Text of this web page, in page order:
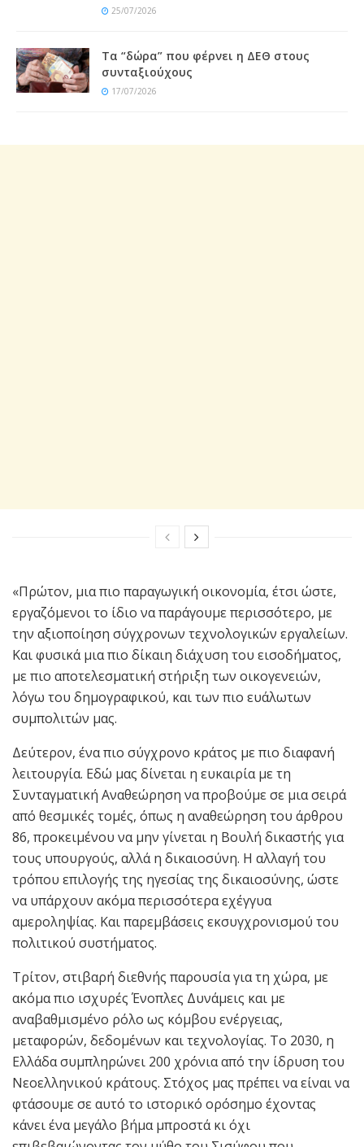
25/07/2026
Τα “δώρα” που φέρνει η ΔΕΘ στους
συνταξιούχους
17/07/2026
«Πρώτον, μια πιο παραγωγική οικονομία, έτσι ώστε,
εργαζόμενοι το ίδιο να παράγουμε περισσότερο, με
την αξιοποίηση σύγχρονων τεχνολογικών εργαλείων.
Και φυσικά μια πιο δίκαιη διάχυση του εισοδήματος,
με πιο αποτελεσματική στήριξη των οικογενειών,
λόγω του δημογραφικού, και των πιο ευάλωτων
συμπολιτών μας.
Δεύτερον, ένα πιο σύγχρονο κράτος με πιο διαφανή
λειτουργία. Εδώ μας δίνεται η ευκαιρία με τη
Συνταγματική Αναθεώρηση να προβούμε σε μια σειρά
από θεσμικές τομές, όπως η αναθεώρηση του άρθρου
86, προκειμένου να μην γίνεται η Βουλή δικαστής για
τους υπουργούς, αλλά η δικαιοσύνη. Η αλλαγή του
τρόπου επιλογής της ηγεσίας της δικαιοσύνης, ώστε
να υπάρχουν ακόμα περισσότερα εχέγγυα
αμεροληψίας. Και παρεμβάσεις εκσυγχρονισμού του
πολιτικού συστήματος.
Τρίτον, στιβαρή διεθνής παρουσία για τη χώρα, με
ακόμα πιο ισχυρές Ένοπλες Δυνάμεις και με
αναβαθμισμένο ρόλο ως κόμβου ενέργειας,
μεταφορών, δεδομένων και τεχνολογίας. Το 2030, η
Ελλάδα συμπληρώνει 200 χρόνια από την ίδρυση του
Νεοελληνικού κράτους. Στόχος μας πρέπει να είναι να
φτάσουμε σε αυτό το ιστορικό ορόσημο έχοντας
κάνει ένα μεγάλο βήμα μπροστά κι όχι